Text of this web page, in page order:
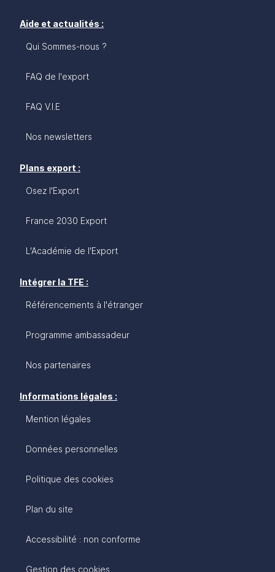
Aide et actualités :
Qui Sommes-nous ?
FAQ de l'export
FAQ V.I.E
Nos newsletters
Plans export :
Osez l'Export
France 2030 Export
L'Académie de l'Export
Intégrer la TFE :
Référencements à l'étranger
Programme ambassadeur
Nos partenaires
Informations légales :
Mention légales
Données personnelles
Politique des cookies
Plan du site
Accessibilité : non conforme
Gestion des cookies